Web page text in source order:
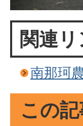
関連リ
南那珂
この